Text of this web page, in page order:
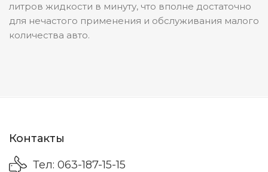
литров жидкости в минуту, что вполне достаточно
для нечастого применения и обслуживания малого
количества авто.
Контакты
Тел: 063-187-15-15